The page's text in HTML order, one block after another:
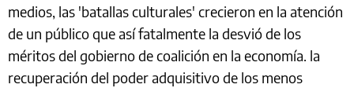
medios, las 'batallas culturales' crecieron en la atención
de un público que así fatalmente la desvió de los
méritos del gobierno de coalición en la economía. la
recuperación del poder adquisitivo de los menos